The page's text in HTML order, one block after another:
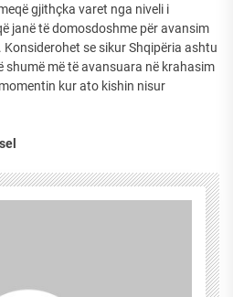
gjithçka varet nga niveli i
janë të domosdoshme për avansim
se sikur Shqipëria ashtu
shumë më të avansuara në krahasim
kur ato kishin nisur